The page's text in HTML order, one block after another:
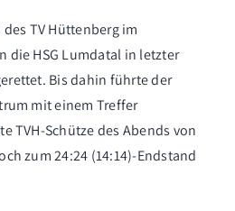
TV Hüttenberg im
die HSG Lumdatal in letzter
Bis dahin führte der
mit einem Treffer
TVH-Schütze des Abends von
zum 24:24 (14:14)-Endstand